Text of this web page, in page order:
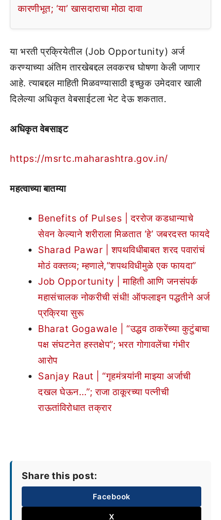
कारणीभूत; ‘या’ खासदाराचा मोठा दावा
या भरती प्रक्रियेतील (Job Opportunity) अर्ज
करण्याच्या अंतिम तारखेबद्दल लवकरच घोषणा केली जाणार
आहे. त्याबद्दल माहिती मिळवण्यासाठी इच्छुक उमेदवार खाली
दिलेल्या अधिकृत वेबसाईटला भेट देऊ शकतात.
अधिकृत वेबसाइट
https://msrtc.maharashtra.gov.in/
महत्वाच्या बातम्या
Benefits of Pulses | दररोज कडधान्याचे
सेवन केल्याने शरीराला मिळतात ‘हे’ जबरदस्त फायदे
Sharad Pawar | शपथविधीबाबत शरद पवारांचं
मोठं वक्तव्य; म्हणाले,“शपथविधीमुळे एक फायदा”
Job Opportunity | माहिती आणि जनसंपर्क
महासंचालक नोकरीची संधी! ऑफलाइन पद्धतीने अर्ज
प्रक्रिया सुरू
Bharat Gogawale | “उद्धव ठाकरेंच्या कुटुंबाचा
पक्ष संघटनेत हस्तक्षेप”; भरत गोगावलेंचा गंभीर
आरोप
Sanjay Raut | “गृहमंत्र्यांनी माझ्या अर्जाची
दखल घेऊन…”; राजा ठाकूरच्या पत्नीची
राऊतांविरोधात तक्रार
Share this post:
Facebook
X